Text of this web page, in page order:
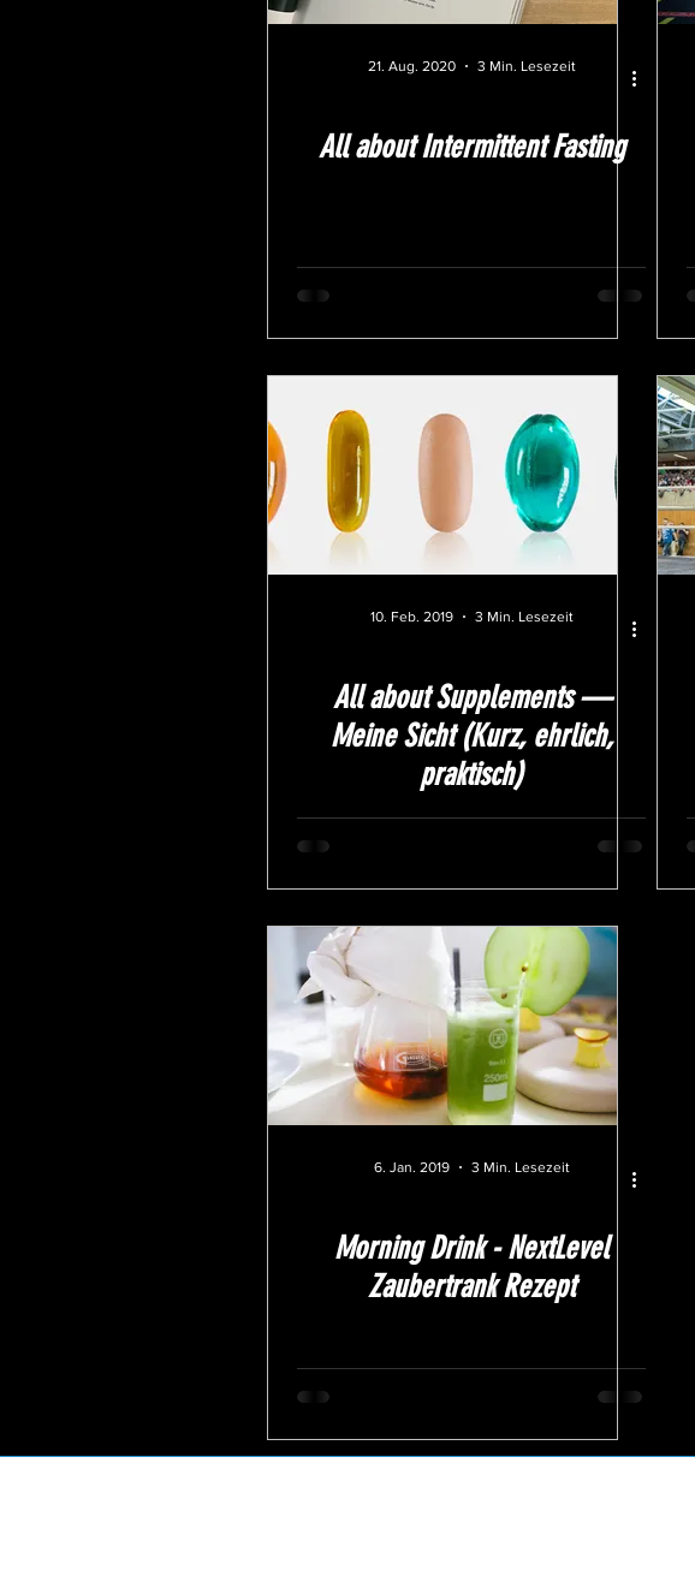
21. Aug. 2020 3 Min. Lesezeit
All about Intermittent Fasting
10. Feb. 2019 3 Min. Lesezeit
All about Supplements —
Meine Sicht (Kurz, ehrlich,
praktisch)
6. Jan. 2019 3 Min. Lesezeit
Morning Drink - NextLevel
Zaubertrank Rezept